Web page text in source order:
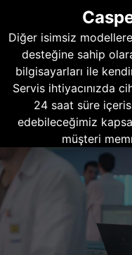
Diğer isimsiz
desteğine sahip
bilgisayarları ile
Servis ihtiyacınızda
24 saat süre
edebileceğimiz
müşteri